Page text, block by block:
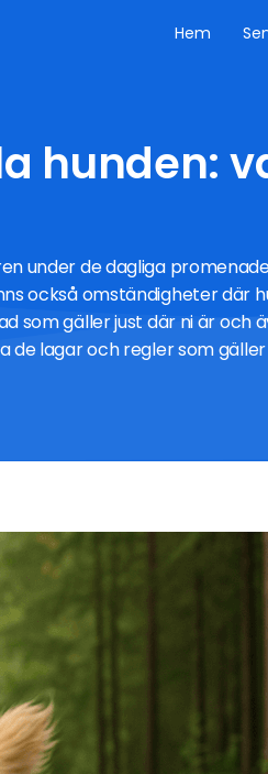
Hem
hunden:
under de dagliga
också omständigheter där
som gäller just där ni är och
de lagar och regler som